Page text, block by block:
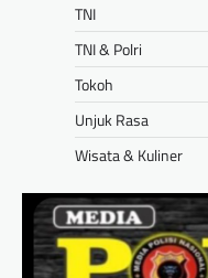
TNI
TNI & Polri
Tokoh
Unjuk Rasa
Wisata & Kuliner